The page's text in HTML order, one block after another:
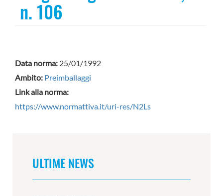
n. 106
Data norma: 25/01/1992
Ambito: Preimballaggi
Link alla norma:
https://www.normattiva.it/uri-res/N2Ls
ULTIME NEWS